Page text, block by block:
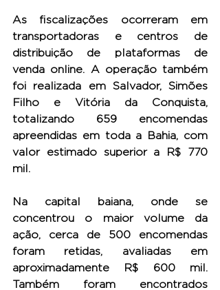
As fiscalizações ocorreram em
transportadoras e centros de
distribuição de plataformas de
venda online. A operação também
foi realizada em Salvador, Simões
Filho e Vitória da Conquista,
totalizando 659 encomendas
apreendidas em toda a Bahia, com
valor estimado superior a R$ 770
mil.
Na capital baiana, onde se
concentrou o maior volume da
ação, cerca de 500 encomendas
foram retidas, avaliadas em
aproximadamente R$ 600 mil.
Também foram encontrados